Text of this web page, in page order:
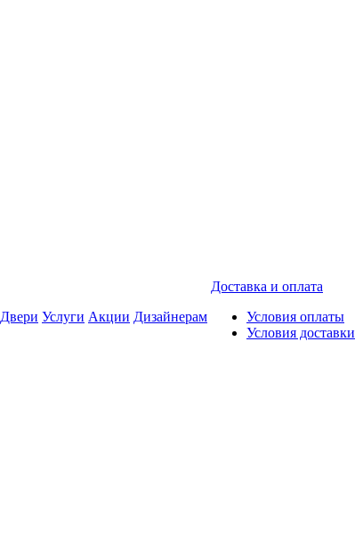
Двери Услуги Акции Дизайнерам
Доставка и оплата
Условия оплаты
Условия доставки